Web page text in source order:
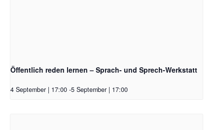
Öffentlich reden lernen – Sprach- und Sprech-Werkstatt
4 September | 17:00 -5 September | 17:00